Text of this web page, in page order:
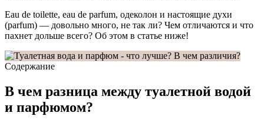
Eau de toilette, eau de parfum, одеколон и настоящие духи
(parfum) — довольно много, не так ли? Чем отличаются и что
пахнет дольше всего? Об этом в статье ниже!
Содержание
В чем разница между туалетной водой
и парфюмом?